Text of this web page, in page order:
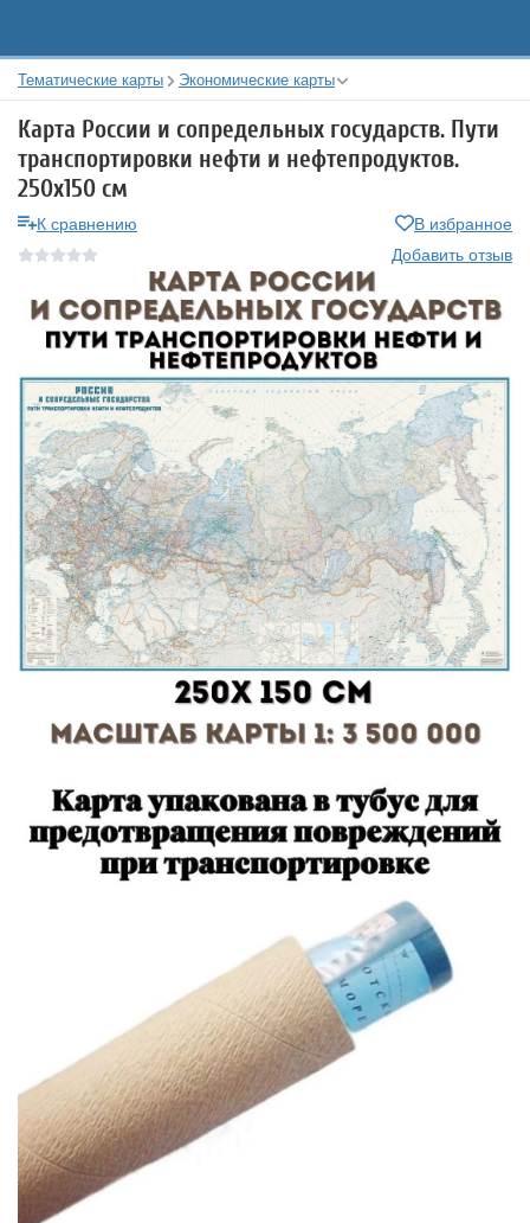
Тематические карты Экономические карты
Карта России и сопредельных государств. Пути
транспортировки нефти и нефтепродуктов.
250х150 см
К сравнению
В избранное
Добавить отзыв